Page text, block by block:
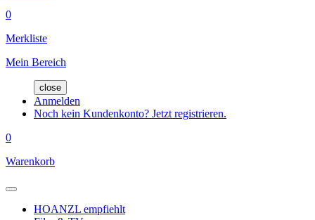
0
Merkliste
Mein Bereich
close
Anmelden
Noch kein Kundenkonto? Jetzt registrieren.
0
Warenkorb
HOANZL empfiehlt